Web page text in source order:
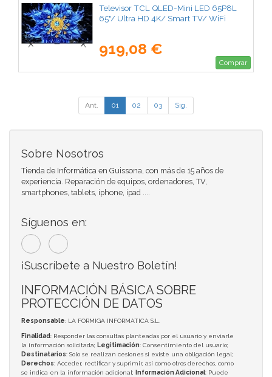
Televisor TCL QLED-Mini LED 65P8L
65"/ Ultra HD 4K/ Smart TV/ WiFi
919,08 €
Comprar
Ant. 01 02 03 Sig.
Sobre Nosotros
Tienda de Informática en Guissona, con más de 15 años de
experiencia. Reparación de equipos, ordenadores, TV,
smartphones, tablets, iphone, ipad ....
Síguenos en:
¡Suscríbete a Nuestro Boletín!
INFORMACIÓN BÁSICA SOBRE
PROTECCIÓN DE DATOS
Responsable: LA FORMIGA INFORMATICA S.L.
Finalidad: Responder las consultas planteadas por el usuario y enviarle
la información solicitada; Legitimación: Consentimiento del usuario;
Destinatarios: Solo se realizan cesiones si existe una obligación legal;
Derechos: Acceder, rectificar y suprimir, así como otros derechos, como
se indica en la información adicional;
Información Adicional: Puede